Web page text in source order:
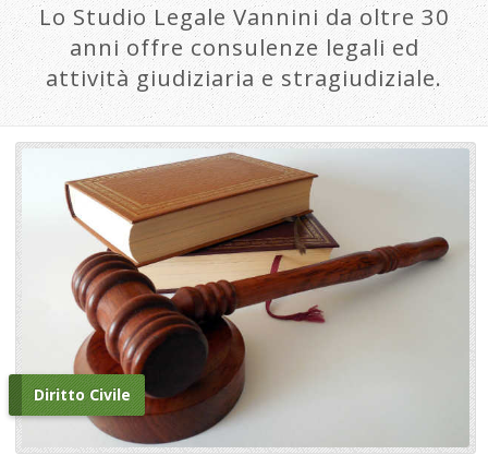
Lo Studio Legale Vannini da oltre 30
anni offre consulenze legali ed
attività giudiziaria e stragiudiziale.
Diritto Civile